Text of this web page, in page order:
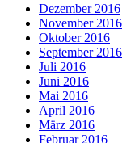
Dezember 2016
November 2016
Oktober 2016
September 2016
Juli 2016
Juni 2016
Mai 2016
April 2016
März 2016
Februar 2016